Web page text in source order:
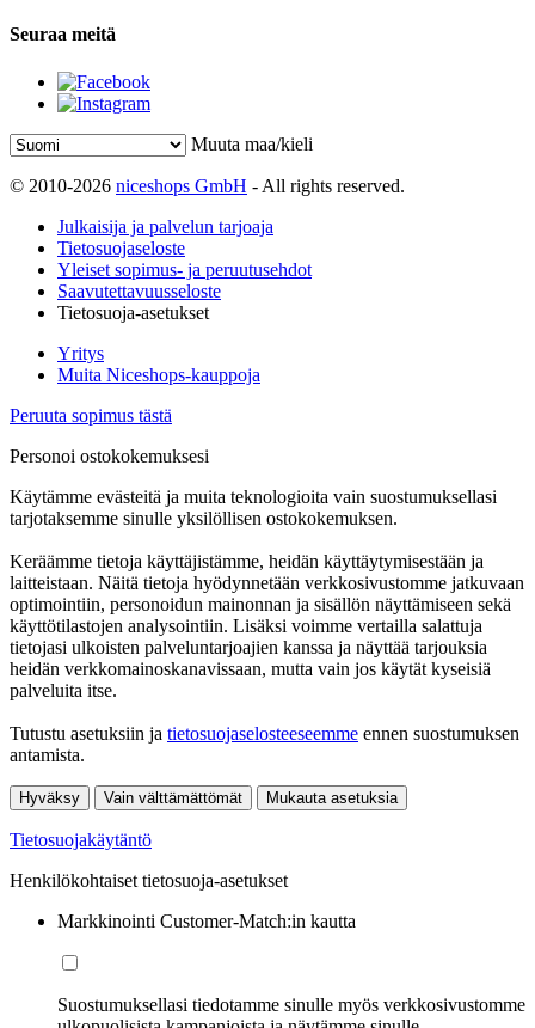
Seuraa meitä
Muuta maa/kieli
© 2010-2026 niceshops GmbH - All rights reserved.
Julkaisija ja palvelun tarjoaja
Tietosuojaseloste
Yleiset sopimus- ja peruutusehdot
Saavutettavuusseloste
Tietosuoja-asetukset
Yritys
Muita Niceshops-kauppoja
Peruuta sopimus tästä
Personoi ostokokemuksesi
Käytämme evästeitä ja muita teknologioita vain suostumuksellasi
tarjotaksemme sinulle yksilöllisen ostokokemuksen.
Keräämme tietoja käyttäjistämme, heidän käyttäytymisestään ja
laitteistaan. Näitä tietoja hyödynnetään verkkosivustomme jatkuvaan
optimointiin, personoidun mainonnan ja sisällön näyttämiseen sekä
käyttötilastojen analysointiin. Lisäksi voimme vertailla salattuja
tietojasi ulkoisten palveluntarjoajien kanssa ja näyttää tarjouksia
heidän verkkomainoskanavissaan, mutta vain jos käytät kyseisiä
palveluita itse.
Tutustu asetuksiin ja tietosuojaselosteeseemme ennen suostumuksen
antamista.
Hyväksy Vain välttämättömät Mukauta asetuksia
Tietosuojakäytäntö
Henkilökohtaiset tietosuoja-asetukset
Markkinointi Customer-Match:in kautta
Suostumuksellasi tiedotamme sinulle myös verkkosivustomme